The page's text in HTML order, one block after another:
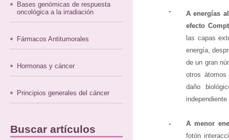
Bases genómicas de respuesta
oncológica a la irradiación
Fármacos Antitumorales
Hormonas y cáncer
Principios generales del cáncer
Buscar artículos
-
A energías
efecto
las capas
energía,
de un gran
otros
daño
-
A menor
fotón